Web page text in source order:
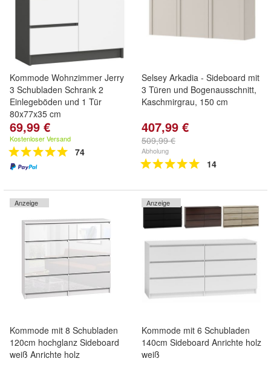
Kommode Wohnzimmer Jerry
3 Schubladen Schrank 2
Einlegeböden und 1 Tür
80x77x35 cm
69,99 €
Kostenloser Versand
74
Selsey Arkadia - Sideboard mit
3 Türen und Bogenausschnitt,
Kaschmirgrau, 150 cm
407,99 €
509,99 €
Abholung
14
Anzeige
Kommode mit 8 Schubladen
120cm hochglanz Sideboard
weiß Anrichte holz
Anzeige
Kommode mit 6 Schubladen
140cm Sideboard Anrichte holz
weiß